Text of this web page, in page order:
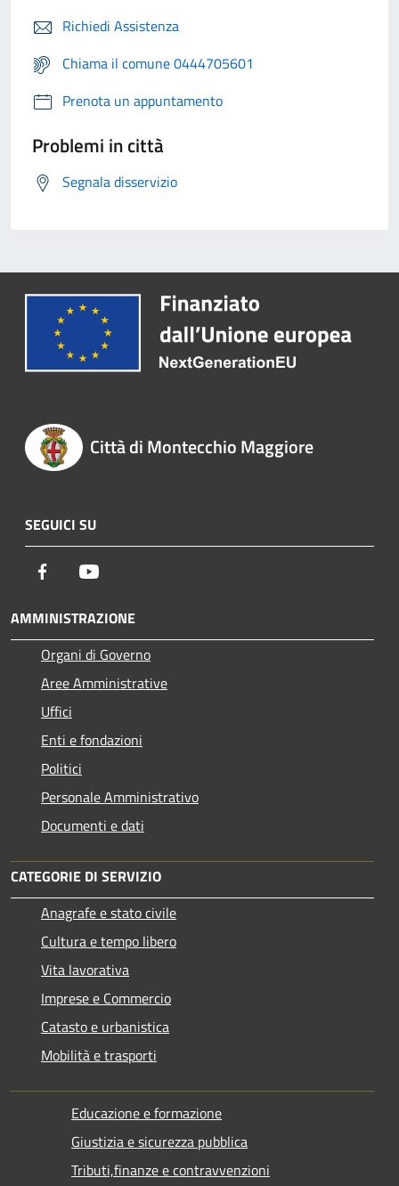
Richiedi Assistenza
Chiama il comune 0444705601
Prenota un appuntamento
Problemi in città
Segnala disservizio
Città di Montecchio Maggiore
SEGUICI SU
Facebook
AMMINISTRAZIONE
Organi di Governo
Aree Amministrative
Uffici
Enti e fondazioni
Politici
Personale Amministrativo
Documenti e dati
CATEGORIE DI SERVIZIO
Anagrafe e stato civile
Cultura e tempo libero
Vita lavorativa
Imprese e Commercio
Catasto e urbanistica
Mobilità e trasporti
Educazione e formazione
Giustizia e sicurezza pubblica
Tributi,finanze e contravvenzioni